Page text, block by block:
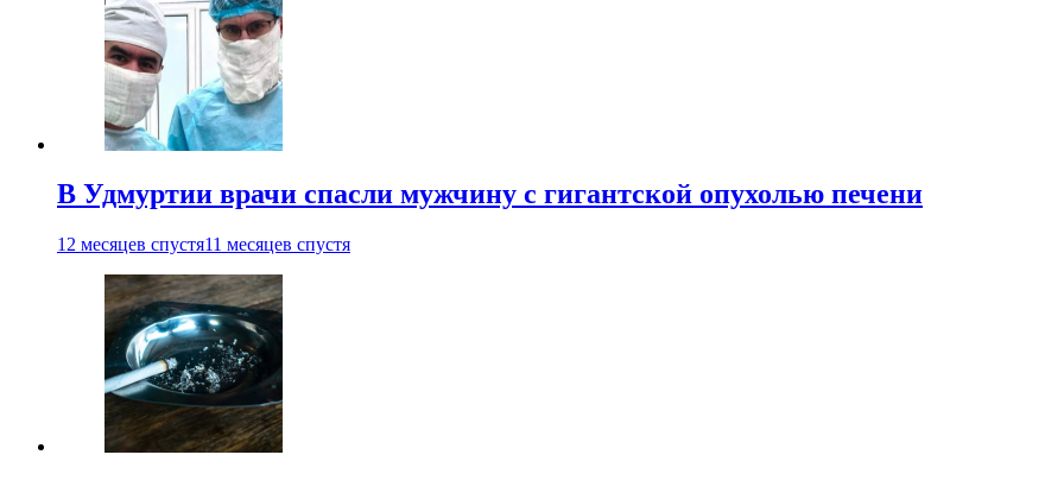
В Удмуртии врачи спасли мужчину с гигантской опухолью печени
12 месяцев спустя11 месяцев спустя